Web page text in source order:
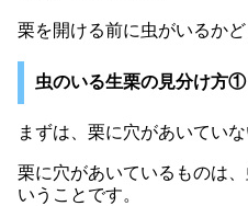
栗を開ける前に虫がいるか
虫のいる生栗の見分け方
まずは、栗に穴があいてい
栗に穴があいているものは
いうことです。